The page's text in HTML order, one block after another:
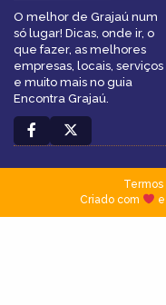
O melhor de Grajaú num
só lugar! Dicas, onde ir, o
que fazer, as melhores
empresas, locais, serviços
e muito mais no guia
Encontra Grajaú.
Termos|
Criado com
e